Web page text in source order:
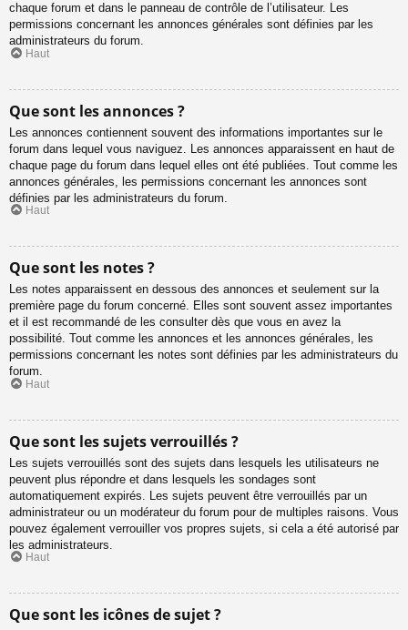
chaque forum et dans le panneau de contrôle de l’utilisateur. Les
permissions concernant les annonces générales sont définies par les
administrateurs du forum.
Haut
Que sont les annonces ?
Les annonces contiennent souvent des informations importantes sur le
forum dans lequel vous naviguez. Les annonces apparaissent en haut de
chaque page du forum dans lequel elles ont été publiées. Tout comme les
annonces générales, les permissions concernant les annonces sont
définies par les administrateurs du forum.
Haut
Que sont les notes ?
Les notes apparaissent en dessous des annonces et seulement sur la
première page du forum concerné. Elles sont souvent assez importantes
et il est recommandé de les consulter dès que vous en avez la
possibilité. Tout comme les annonces et les annonces générales, les
permissions concernant les notes sont définies par les administrateurs du
forum.
Haut
Que sont les sujets verrouillés ?
Les sujets verrouillés sont des sujets dans lesquels les utilisateurs ne
peuvent plus répondre et dans lesquels les sondages sont
automatiquement expirés. Les sujets peuvent être verrouillés par un
administrateur ou un modérateur du forum pour de multiples raisons. Vous
pouvez également verrouiller vos propres sujets, si cela a été autorisé par
les administrateurs.
Haut
Que sont les icônes de sujet ?